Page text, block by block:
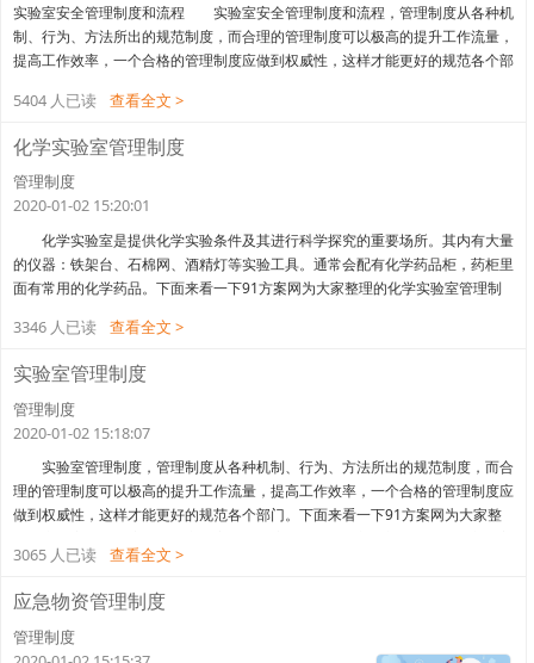
实验室安全管理制度和流程 实验室安全管理制度和流程，管理制度从各种机
制、行为、方法所出的规范制度，而合理的管理制度可以极高的提升工作流量，
提高工作效率，一个合格的管理制度应做到权威性，这样才能更好的规范各个部
实验室安全管理制度 1、要严格执行医疗管理法律、法规、医院医疗安全管
5404 人已读 查看全文 >
化学实验室管理制度
管理制度
2020-01-02 15:20:01
化学实验室是提供化学实验条件及其进行科学探究的重要场所。其内有大量
的仪器：铁架台、石棉网、酒精灯等实验工具。通常会配有化学药品柜，药柜里
面有常用的化学药品。下面来看一下91方案网为大家整理的化学实验室管理制
设备，以及水、电、煤气，还会经常遇到高温、低温、高压、真空、高电压、高
频和带有辐射源的实验条件和仪器，若缺乏必要的安全防护知
3346 人已读 查看全文 >
实验室管理制度
管理制度
2020-01-02 15:18:07
实验室管理制度，管理制度从各种机制、行为、方法所出的规范制度，而合
理的管理制度可以极高的提升工作流量，提高工作效率，一个合格的管理制度应
做到权威性，这样才能更好的规范各个部门。下面来看一下91方案网为大家整
必须保持安静、整洁。进入实验室后应按指定位置就坐，不得大声喧哗及自行摆
3065 人已读 查看全文 >
应急物资管理制度
管理制度